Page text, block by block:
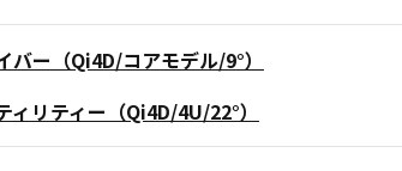
バー（Qi4D/コアモデル/9°）
ィリティー（Qi4D/4U/22°）